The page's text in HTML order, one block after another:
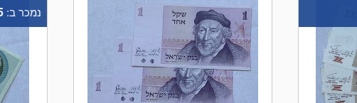
נמכר ב: